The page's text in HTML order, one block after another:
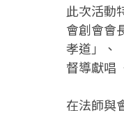
此次活動
會創會會
孝道」、
督導獻唱
在法師與